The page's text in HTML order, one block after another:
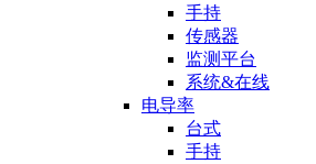
手持
传感器
监测平台
系统&在线
电导率
台式
手持